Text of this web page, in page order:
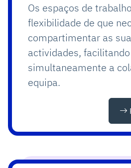
Os espaços de
flexibilidade de que
compartimentar as
actividades, facilitando
simultaneamente a
equipa.